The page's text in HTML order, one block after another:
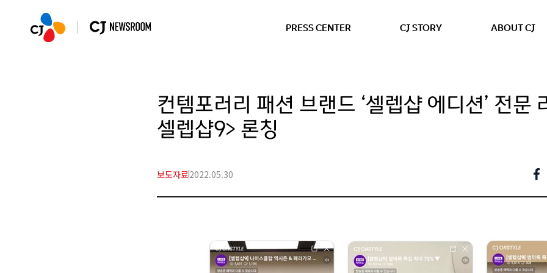
PRESS CENTER CJ STORY ABOUT CJ
컨템포러리 패션 브랜드 ‘셀렙샵 에디션’ 전문
셀렙샵9> 론칭
보도자료2022.05.30